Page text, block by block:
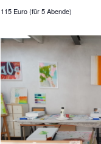
115 Euro (für 5 Abende)